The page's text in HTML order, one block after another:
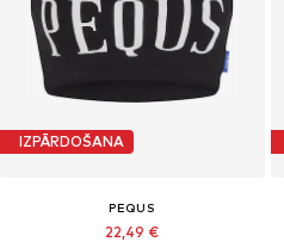
IZPĀRDOŠANA
PEQUS
22,49 €